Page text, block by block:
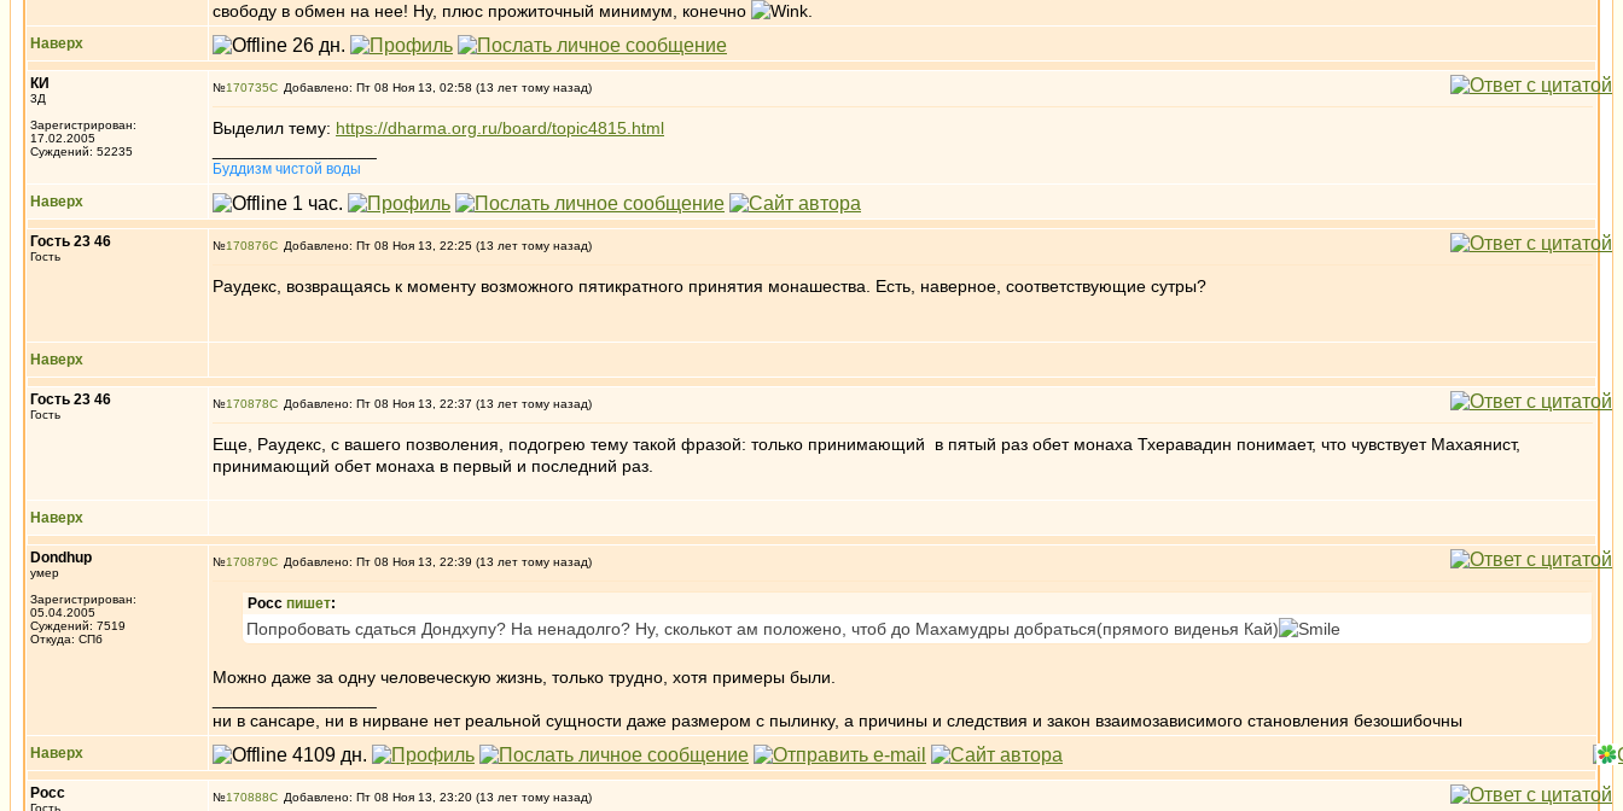
свободу в обмен на нее! Ну, плюс прожиточный минимум, конечно
Наверх
КИ
3Д
Зарегистрирован:
17.02.2005
Суждений: 52235
№170735 Добавлено: Пт 08 Ноя 13, 02:58 (13 лет тому назад)
Выделил тему: https://dharma.org.ru/board/topic4815.html
Буддизм чистой воды
Наверх
Гость 23 46
Гость
№170876 Добавлено: Пт 08 Ноя 13, 22:25 (13 лет тому назад)
Раудекс, возвращаясь к моменту возможного пятикратного принятия монашества. Есть, наверное, соответствующие сутры?
Наверх
Гость 23 46
Гость
№170878 Добавлено: Пт 08 Ноя 13, 22:37 (13 лет тому назад)
Еще, Раудекс, с вашего позволения, подогрею тему такой фразой: только принимающий в пятый раз обет монаха Тхеравадин понимает, что чувствует Махаянист,
принимающий обет монаха в первый и последний раз.
Наверх
Dondhup
умер
Зарегистрирован:
05.04.2005
Суждений: 7519
Откуда: СПб
№170879 Добавлено: Пт 08 Ноя 13, 22:39 (13 лет тому назад)
Росс пишет:
Попробовать сдаться Дондхупу? На ненадолго? Ну, сколькот ам положено, чтоб до Махамудры добраться(прямого виденья Кай)
Можно даже за одну человеческую жизнь, только трудно, хотя примеры были.
ни в сансаре, ни в нирване нет реальной сущности даже размером с пылинку, а причины и следствия и закон взаимозависимого становления безошибочны
Наверх
Росс
Гость
№170888 Добавлено: Пт 08 Ноя 13, 23:20 (13 лет тому назад)